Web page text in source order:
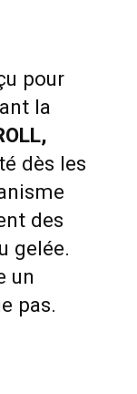
pour
la
dès les
des
gelée.
un
pas.